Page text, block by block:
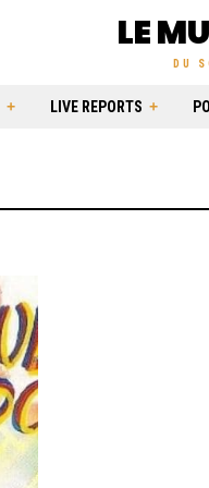
LE
DU
LIVE REPORTS